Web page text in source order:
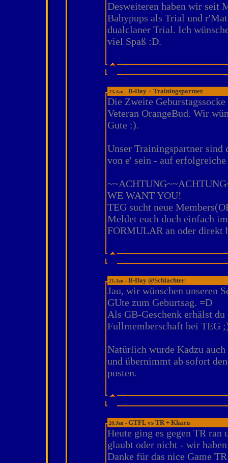
Desweiteren haben wir seit
Babypups als Trial und
dualclaner Trial. Ich
viel Spaß :D.
23.Jan - B-Day + Trainingspartner
Die Zweite
Veteran OrangeBud. Wir
Gute :).
Unser Trainingspartner sind
von e' sein - auf
WE WANT YOU!
TEG sucht neue
Meldet euch doch einfach
FORMULAR an oder direkt
21.Jan - B-Day @Schlachter
Jau, wir wünschen unseren
GUte zum Geburtsag. =D
Als GB-Geschenk erhälst du
Fullmemberschaft bei TEG
Natürlich wurde Kadzu
und übernimmt ab sofort
posten.
20.Jan - GTFL vs TR + Kharn
Heute ging es gegen TR ran
glaubt oder nicht - wir
Danke für das nice Game